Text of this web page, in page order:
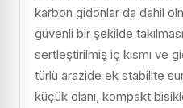
karbon gidonlar da dahil
güvenli bir şekilde
sertleştirilmiş iç kısmı ve
türlü arazide ek stabilite
küçük olanı, kompakt